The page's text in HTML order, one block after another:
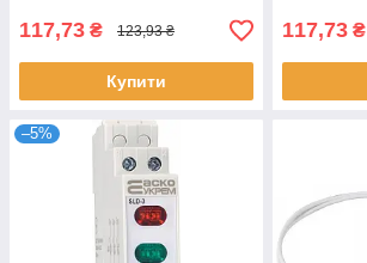
117,73 ₴ 123,93 ₴
Купити
117,73 ₴
–5%